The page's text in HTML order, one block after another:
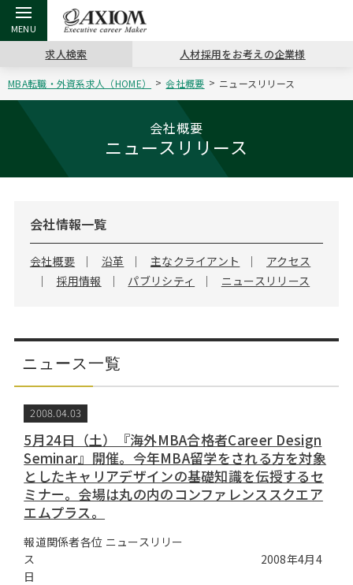
戻る
アクシアムの特長
サービス案内
“展”職
戻る
キャリア支援 TOP
キャリアデザイン講座
（最新求人市場動向）
MBAキ
ステージ別アドバイス
MBAの転職事例
MBA留学生数の推移
MBAを生かす求人特集
年齢と年収の相関図
戻る
転職ツール TOP
英文レジュメの書き方
英文レ
日本語履歴書テンプレート
よくある面接Q&A集
Web面接の準備・注意点
戻る
転職コラム TOP
“展”職相談室
コンサルティングの現場から
転職成功への4つの鍵
注目企業インタビュー
戻る
イベント・セミナー TOP
キャリアデザインセミナー
ジョブフェア
海外セミナー
プロ経営者の特別セミナー
Career Talk Live
MBA NETWORKING
戻る
会社概要 TOP
アクセス
採用情報
ニュースリリース
求人検索 人材採用をお考えの企業様
MBA転職・外資系求人（HOME） 会社概要 ニュースリリース
会社概要
ニュースリリース
会社情報一覧
会社概要 沿革 主なクライアント
アクセス
採用情報
パブリシティ ニュースリリース
ニュース一覧
2008.04.03
5月24日（土）『海外MBA合格者Career Design
Seminar』開催。今年MBA留学をされる方を対象
としたキャリアデザインの基礎知識を伝授するセ
ミナー。会場は丸の内のコンファレンススクエア
エムプラス。
報道関係者各位 ニュースリリー
ス 2008年4月4
日